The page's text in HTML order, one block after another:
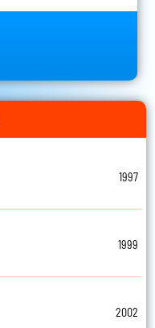
1997
1999
2002